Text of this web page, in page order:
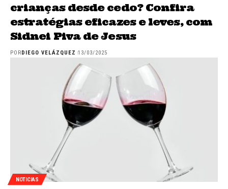
crianças desde cedo? Confira
estratégias eficazes e leves, com
Sidnei Piva de Jesus
PORDIEGO VELÁZQUEZ 13/03/2025
NOTICIAS